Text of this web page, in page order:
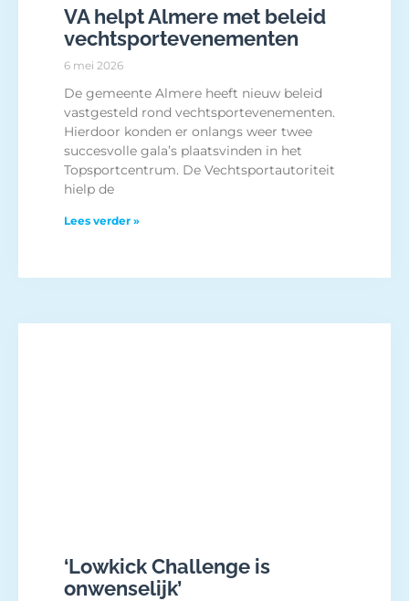
VA helpt Almere met beleid
vechtsportevenementen
6 mei 2026
De gemeente Almere heeft nieuw beleid
vastgesteld rond vechtsportevenementen.
Hierdoor konden er onlangs weer twee
succesvolle gala’s plaatsvinden in het
Topsportcentrum. De Vechtsportautoriteit
hielp de
Lees verder »
‘Lowkick Challenge is
onwenselijk’